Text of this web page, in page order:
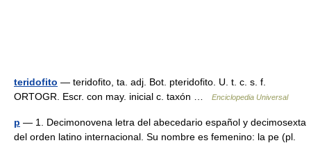
teridofito — teridofito, ta. adj. Bot. pteridofito. U. t. c. s. f.
ORTOGR. Escr. con may. inicial c. taxón …
Enciclopedia Universal
p — 1. Decimonovena letra del abecedario español y decimosexta
del orden latino internacional. Su nombre es femenino: la pe (pl.